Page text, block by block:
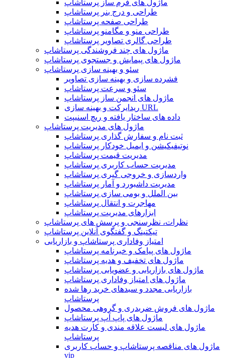
ماژول های فرم ساز پرستاشاپ
طراحی و درج بنر پرستاشاپ
طراحی صفحه پرستاشاپ
طراحی منو و مگامنو پرستاشاپ
طراحی گالری تصاویر پرستاشاپ
ماژول های چند فروشندگی پرستاشاپ
ماژول های پیمایش و جستجوی پرستاشاپ
سئو و بهینه سازی پرستاشاپ
فشرده سازی و بهینه سازی تصاویر
سئو و سرعت پرستاشاپ
ماژول های انجمن ساز پرستاشاپ
ریدایرکت و بهینه سازی URL
داده های ساختار یافته و ریچ اسنیپت
ماژول های مدیریت پرستاشاپ
ثبت نام و سفارش گذاری پرستاشاپ
نوتیفیکیشن و ایمیل خودکار پرستاشاپ
مدیریت قیمت پرستاشاپ
مدیریت حساب کاربری پرستاشاپ
واردسازی و خروجی گیری پرستاشاپ
مدیریت داشبورد و آمار پرستاشاپ
بین الملل و بومی سازی پرستاشاپ
مهاجرت و انتقال پرستاشاپ
ابزارهای مدیریت پرستاشاپ
نظرات، نظرسنجی و پرسش های پرستاشاپ
تیکتینگ و گفتگوی آنلاین پرستاشاپ
امتیاز وفاداری پرستاشاپ و بازاریابی
ماژول های پیامک و خبرنامه پرستاشاپ
ماژول های تخفیف و هدیه پرستاشاپ
ماژول های بازاریابی و عضویابی پرستاشاپ
ماژول های امتیاز وفاداری پرستاشاپ
بازاریابی مجدد و سبدهای خرید رها شده
پرستاشاپ
ماژول های فروش ضربدری و گروهی محصول
ماژول های پاپ آپ پرستاشاپ
ماژول های لیست علاقه مندی و کارت هدیه
پرستاشاپ
ماژول های مناقصه پرستاشاپ و حساب کاربری
vip